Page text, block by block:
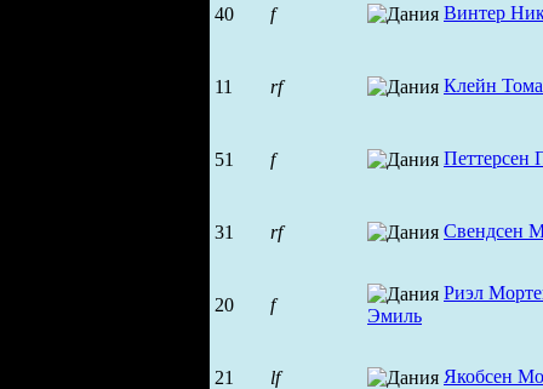
40 f Винтер
11 rf Клейн
51 f Петтерсен
31 rf Свендсен
20 f
Риэл
Эмиль
21 lf Якобсен